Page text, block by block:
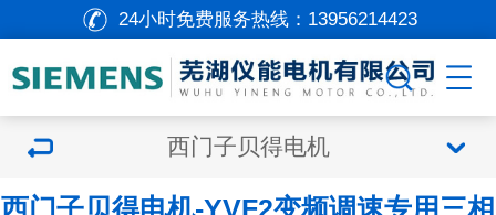
24小时免费服务热线： 13956214423
西门子贝得电机
西门子贝得电机-YVF2变频调速专用三相